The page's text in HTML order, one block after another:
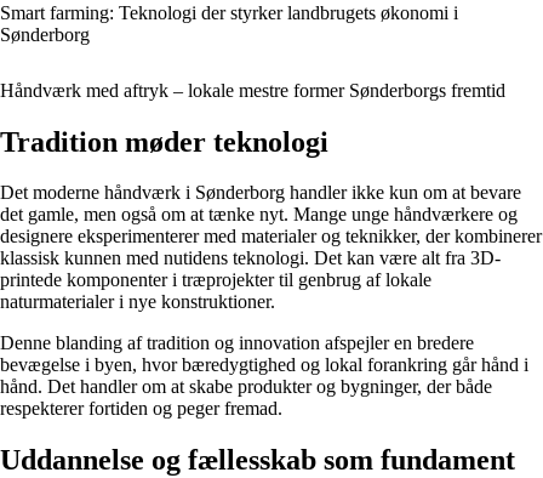
Smart farming: Teknologi der styrker landbrugets økonomi i
Sønderborg
Håndværk med aftryk – lokale mestre former Sønderborgs fremtid
Tradition møder teknologi
Det moderne håndværk i Sønderborg handler ikke kun om at bevare
det gamle, men også om at tænke nyt. Mange unge håndværkere og
designere eksperimenterer med materialer og teknikker, der kombinerer
klassisk kunnen med nutidens teknologi. Det kan være alt fra 3D-
printede komponenter i træprojekter til genbrug af lokale
naturmaterialer i nye konstruktioner.
Denne blanding af tradition og innovation afspejler en bredere
bevægelse i byen, hvor bæredygtighed og lokal forankring går hånd i
hånd. Det handler om at skabe produkter og bygninger, der både
respekterer fortiden og peger fremad.
Uddannelse og fællesskab som fundament